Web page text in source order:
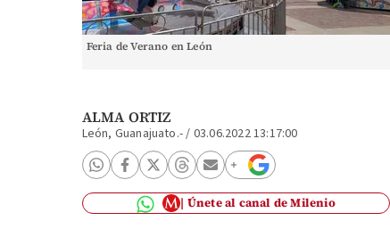
Feria de Verano en León
ALMA ORTIZ
León, Guanajuato.-/ 03.06.2022 13:17:00
Únete al canal de Milenio